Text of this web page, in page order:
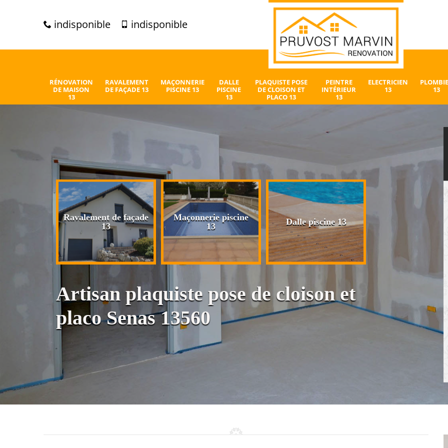
indisponible indisponible
RÉNOVATION
DE MAISON
13
RAVALEMENT
DE FAÇADE 13
MAÇONNERIE
PISCINE 13
DALLE
PISCINE
13
PLAQUISTE POSE
DE CLOISON ET
PLACO 13
PEINTRE
INTÉRIEUR
13
ELECTRICIEN
13
13
Ravalement de façade
13
Maçonnerie piscine
13
Dalle piscine 13
Artisan plaquiste pose de cloison et
placo Senas 13560